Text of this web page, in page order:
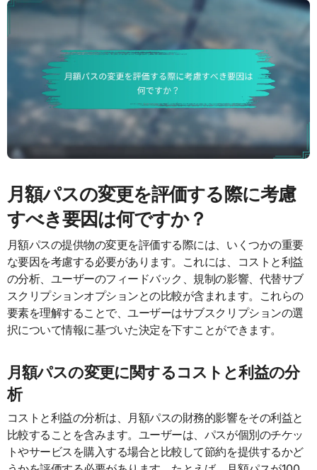
月額パスの変更を評価する際に考慮
すべき要因は何ですか？
月額パスの提供物の変更を評価する際には、いくつかの重要
な要因を考慮する必要があります。これには、コストと利益
の分析、ユーザーのフィードバック、規制の影響、代替サブ
スクリプションオプションとの比較が含まれます。これらの
要素を理解することで、ユーザーはサブスクリプションの選
択について情報に基づいた決定を下すことができます。
月額パスの変更に関するコストと利益の分
析
コストと利益の分析は、月額パスの財務的影響をその利益と
比較することを含みます。ユーザーは、パスが個別のチケッ
トやサービスを購入する場合と比較して節約を提供するかど